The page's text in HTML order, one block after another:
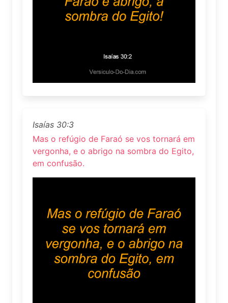
Isaías 30:3
Mas o refúgio de Faraó se vos tornará em
vergonha, e o abrigo na sombra do Egito,
em confusão.